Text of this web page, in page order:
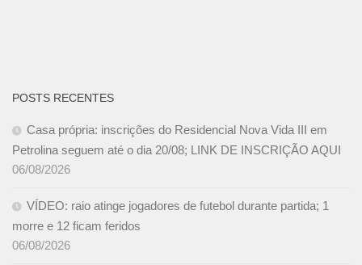
POSTS RECENTES
Casa própria: inscrições do Residencial Nova Vida III em
Petrolina seguem até o dia 20/08; LINK DE INSCRIÇÃO AQUI
06/08/2026
VÍDEO: raio atinge jogadores de futebol durante partida; 1
morre e 12 ficam feridos
06/08/2026